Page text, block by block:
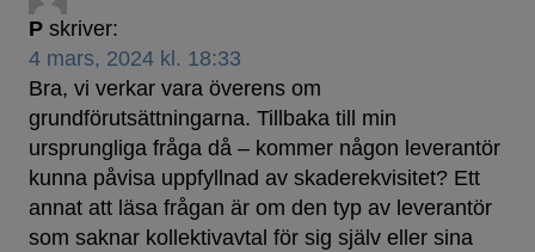
P skriver:
4 mars, 2024 kl. 18:33
Bra, vi verkar vara överens om
grundförutsättningarna. Tillbaka till min
ursprungliga fråga då – kommer någon leverantör
kunna påvisa uppfyllnad av skaderekvisitet? Ett
annat att läsa frågan är om den typ av leverantör
som saknar kollektivavtal för sig själv eller sina